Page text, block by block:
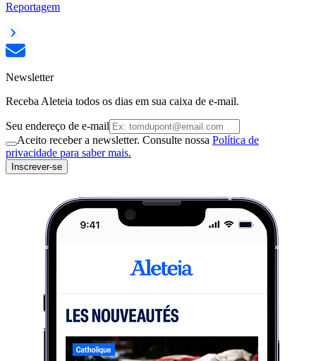
Reportagem
Newsletter
Receba Aleteia todos os dias em sua caixa de e-mail.
Seu endereço de e-mail
Aceito receber a newsletter. Consulte nossa Política de
privacidade para saber mais.
Inscrever-se